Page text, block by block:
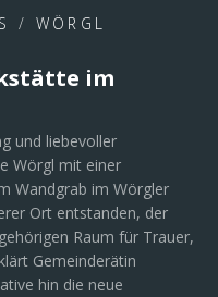
/ WÖRGL
im
und liebevoller
Wörgl mit einer
Wandgrab im Wörgler
Ort entstanden, der
Raum für Trauer,
Gemeinderätin
hin die neue